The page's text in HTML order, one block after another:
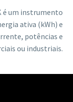
é um instrumento
ativa (kWh) e
potências e
ou industriais.